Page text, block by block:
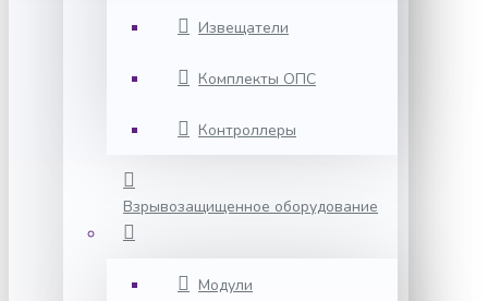
Извещатели
Комплекты ОПС
Контроллеры
Взрывозащищенное оборудование
Модули